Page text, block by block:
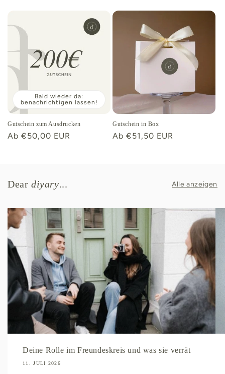
Bald wieder da:
benachrichtigen lassen!
Gutschein zum Ausdrucken
Normaler
Ab €50,00 EUR
Gutschein in Box
Normaler
Ab €51,50 EUR
Dear diyary... Alle anzeigen
Deine Rolle im Freundeskreis und was sie verrät
11. JULI 2026